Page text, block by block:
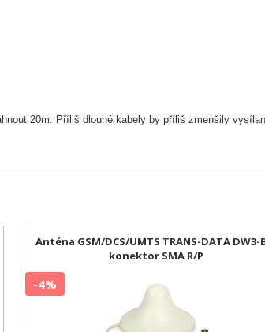
20m. Příliš dlouhé kabely by příliš zmenšily
Anténa GSM/DCS/UMTS TRANS-DATA DW3-
konektor SMA R/P
-4%